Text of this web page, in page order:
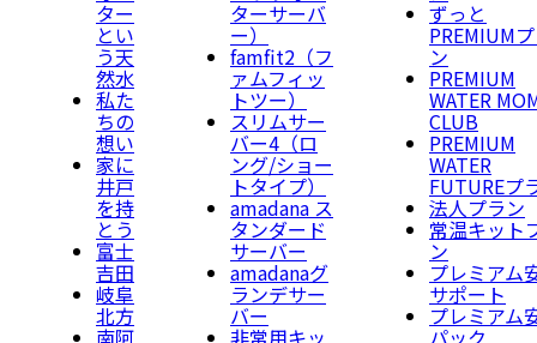
ター
とい
う天
然水
私た
ちの
想い
家に
井戸
を持
とう
富士
吉田
岐阜
北方
ターサーバ
ー）
famfit2（フ
ァムフィッ
トツー）
スリムサー
バー4（ロ
ング/ショー
トタイプ）
amadana ス
タンダード
サーバー
amadanaグ
ランデサー
バー
ずっと
PREMIUM
ン
PREMIUM
WATER
CLUB
PREMIUM
WATER
FUTUREプ
法人プラン
常温キット
ン
プレミアム
サポート
プレミアム